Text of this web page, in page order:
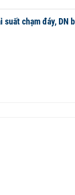
suất chạm đáy, DN